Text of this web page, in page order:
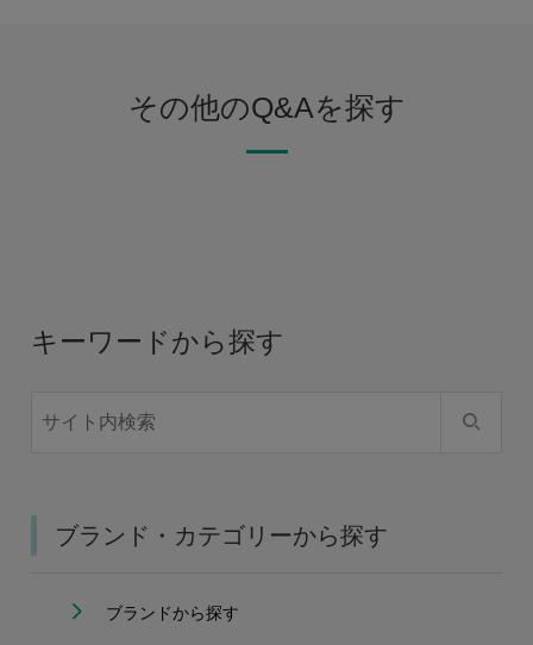
その他のQ&Aを探す
キーワードから探す
ブランド・カテゴリーから探す
ブランドから探す